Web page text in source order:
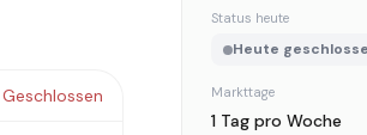
Geschlossen
Status heute
Heute
Markttage
1 Tag pro Woche